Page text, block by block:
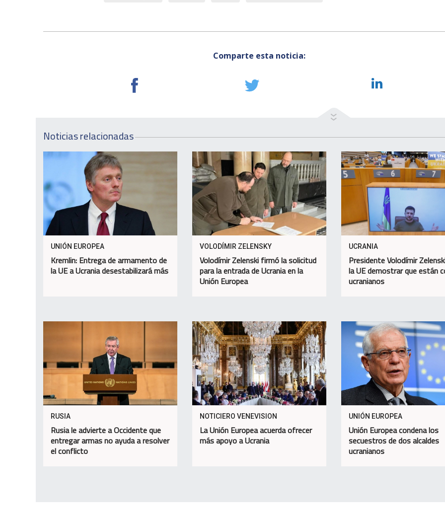
Comparte esta noticia:
Noticias relacionadas
UNIÓN EUROPEA
Kremlin: Entrega de armamento de
la UE a Ucrania desestabilizará más
VOLODÍMIR ZELENSKY
Volodímir Zelenski firmó la solicitud
para la entrada de Ucrania en la
Unión Europea
UCRANIA
Presidente Volodímir
la UE demostrar que están
ucranianos
RUSIA
Rusia le advierte a Occidente que
entregar armas no ayuda a resolver
el conflicto
NOTICIERO VENEVISION
La Unión Europea acuerda ofrecer
más apoyo a Ucrania
UNIÓN EUROPEA
Unión Europea condena los
secuestros de dos alcaldes
ucranianos